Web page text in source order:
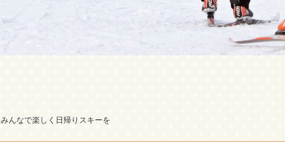
みんなで楽しく日帰りスキーを